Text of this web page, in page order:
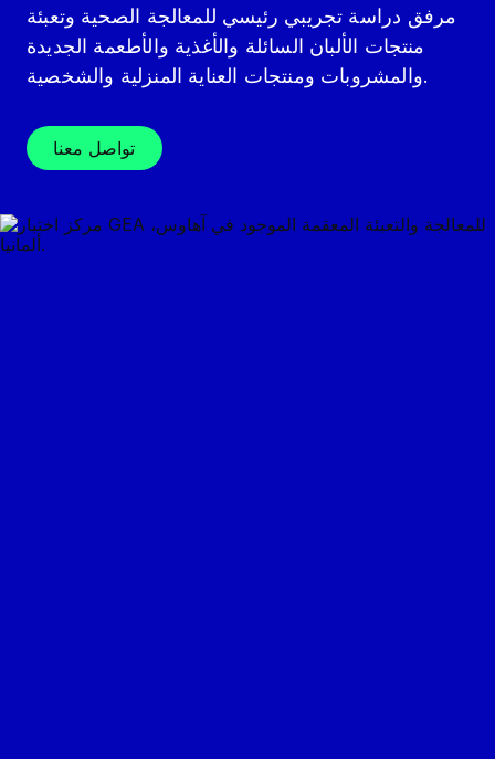
مرفق دراسة تجريبي رئيسي للمعالجة الصحية وتعبئة
منتجات الألبان السائلة والأغذية والأطعمة الجديدة
والمشروبات ومنتجات العناية المنزلية والشخصية.
تواصل معنا